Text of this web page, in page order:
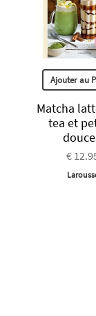
Ajouter au
Matcha
tea et
€